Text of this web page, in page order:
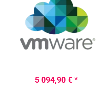
5 094,90 € *